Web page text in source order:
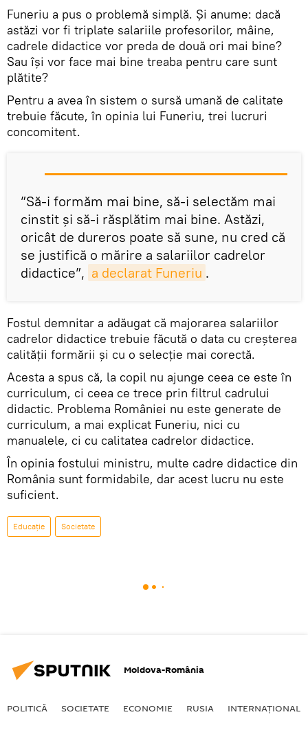
Funeriu a pus o problemă simplă. Și anume: dacă
astăzi vor fi triplate salariile profesorilor, mâine,
cadrele didactice vor preda de două ori mai bine?
Sau își vor face mai bine treaba pentru care sunt
plătite?
Pentru a avea în sistem o sursă umană de calitate
trebuie făcute, în opinia lui Funeriu, trei lucruri
concomitent.
”Să-i formăm mai bine, să-i selectăm mai
cinstit și să-i răsplătim mai bine. Astăzi,
oricât de dureros poate să sune, nu cred că
se justifică o mărire a salariilor cadrelor
didactice”, a declarat Funeriu .
Fostul demnitar a adăugat că majorarea salariilor
cadrelor didactice trebuie făcută o data cu creșterea
calității formării și cu o selecție mai corectă.
Acesta a spus că, la copil nu ajunge ceea ce este în
curriculum, ci ceea ce trece prin filtrul cadrului
didactic. Problema României nu este generate de
curriculum, a mai explicat Funeriu, nici cu
manualele, ci cu calitatea cadrelor didactice.
În opinia fostului ministru, multe cadre didactice din
România sunt formidabile, dar acest lucru nu este
suficient.
Educație Societate
Moldova-România
POLITICĂ SOCIETATE ECONOMIE RUSIA INTERNAŢIONAL